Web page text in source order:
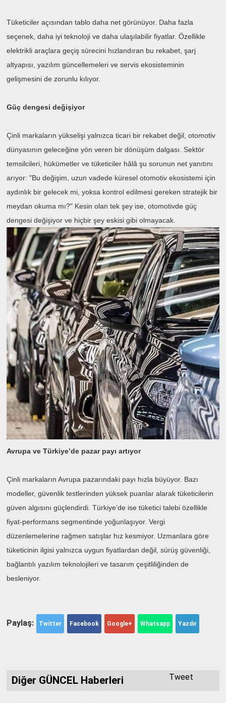
Tüketiciler açısından tablo daha net görünüyor. Daha fazla
seçenek, daha iyi teknoloji ve daha ulaşılabilir fiyatlar. Özellikle
elektrikli araçlara geçiş sürecini hızlandıran bu rekabet, şarj
altyapısı, yazılım güncellemeleri ve servis ekosisteminin
gelişmesini de zorunlu kılıyor.
Güç dengesi değişiyor
Çinli markaların yükselişi yalnızca ticari bir rekabet değil, otomotiv
dünyasının geleceğine yön veren bir dönüşüm dalgası. Sektör
temsilcileri, hükümetler ve tüketiciler hâlâ şu sorunun net yanıtını
arıyor: "Bu değişim, uzun vadede küresel otomotiv ekosistemi için
aydınlık bir gelecek mi, yoksa kontrol edilmesi gereken stratejik bir
meydan okuma mı?" Kesin olan tek şey ise, otomotivde güç
dengesi değişiyor ve hiçbir şey eskisi gibi olmayacak.
Avrupa ve Türkiye’de pazar payı artıyor
Çinli markaların Avrupa pazarındaki payı hızla büyüyor. Bazı
modeller, güvenlik testlerinden yüksek puanlar alarak tüketicilerin
güven algısını güçlendirdi. Türkiye’de ise tüketici talebi özellikle
fiyat-performans segmentinde yoğunlaşıyor. Vergi
düzenlemelerine rağmen satışlar hız kesmiyor. Uzmanlara göre
tüketicinin ilgisi yalnızca uygun fiyatlardan değil, sürüş güvenliği,
bağlantılı yazılım teknolojileri ve tasarım çeşitliliğinden de
besleniyor.
Paylaş: Twitter Facebook Google+ Whatsapp Yazdır
Tweet
Diğer GÜNCEL Haberleri